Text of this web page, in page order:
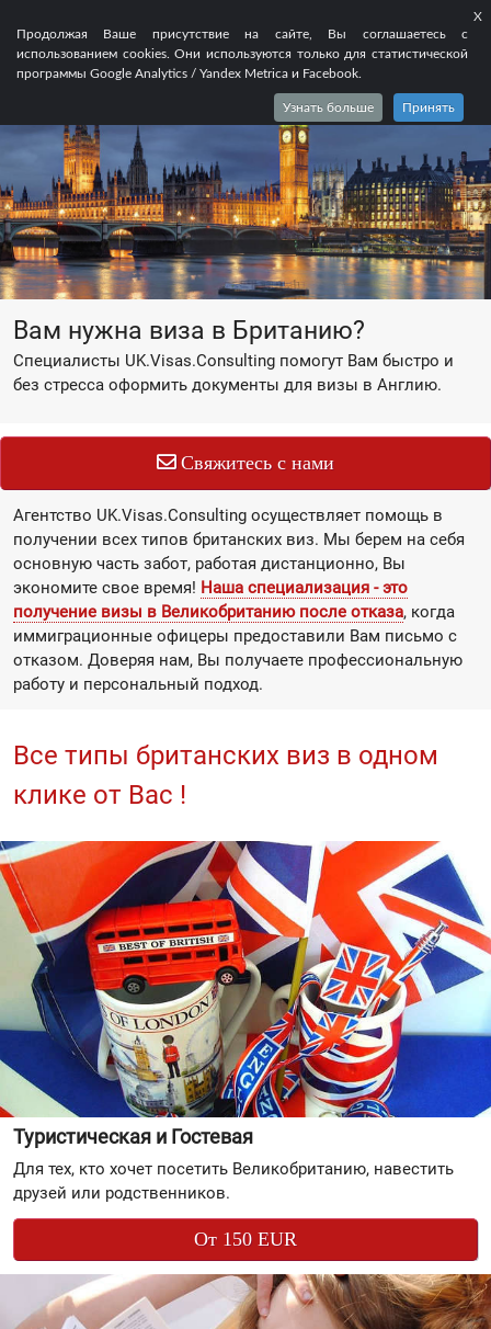
X
Продолжая Ваше присутствие на сайте, Вы соглашаетесь с
использованием cookies. Они используются только для статистической
программы Google Analytics / Yandex Metrica и Facebook.
Узнать больше Принять
Вам нужна виза в Британию?
Специалисты UK.Visas.Consulting помогут Вам быстро и
без стресса оформить документы для визы в Англию.
Свяжитесь с нами
Агентство UK.Visas.Consulting осуществляет помощь в
получении всех типов британских виз. Мы берем на себя
основную часть забот, работая дистанционно, Вы
экономите свое время! Наша специализация - это
получение визы в Великобританию после отказа, когда
иммиграционные офицеры предоставили Вам письмо с
отказом. Доверяя нам, Вы получаете профессиональную
работу и персональный подход.
Все типы британских виз в одном
клике от Вас !
Туристическая и Гостевая
Для тех, кто хочет посетить Великобританию, навестить
друзей или родственников.
От 150 EUR